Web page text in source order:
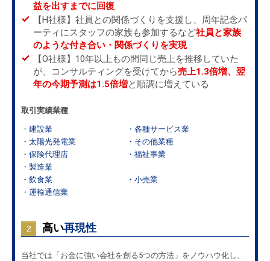
益を出すまでに回復
【H社様】社員との関係づくりを支援し、周年記念パ
ーティにスタッフの家族も参加するなど社員と家族
のような付き合い・関係づくりを実現
【O社様】10年以上もの間同じ売上を推移していた
が、コンサルティングを受けてから売上1.3倍増、翌
年の今期予測は1.5倍増と順調に増えている
取引実績業種
・建設業
・各種サービス業
・太陽光発電業
・その他業種
・保険代理店
・福祉事業
・製造業
・飲食業
・小売業
・運輸通信業
高い再現性
当社では「お金に強い会社を創る5つの方法」をノウハウ化し、